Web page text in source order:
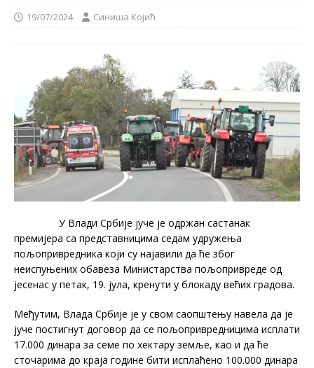
19/07/2024 Синиша Којић
У Влади Србије јуче је одржан састанак
премијера са представницима седам удружења
пољопривредника који су најавили да ће због
неиспуњених обавеза Министарства пољопривреде од
јесенас у петак, 19. јула, кренути у блокаду већих градова.
Међутим, Влада Србије је у свом саопштењу навела да је
јуче постигнут договор да се пољопривредницима исплати
17.000 динара за семе по хектару земље, као и да ће
сточарима до краја године бити исплаћено 100.000 динара